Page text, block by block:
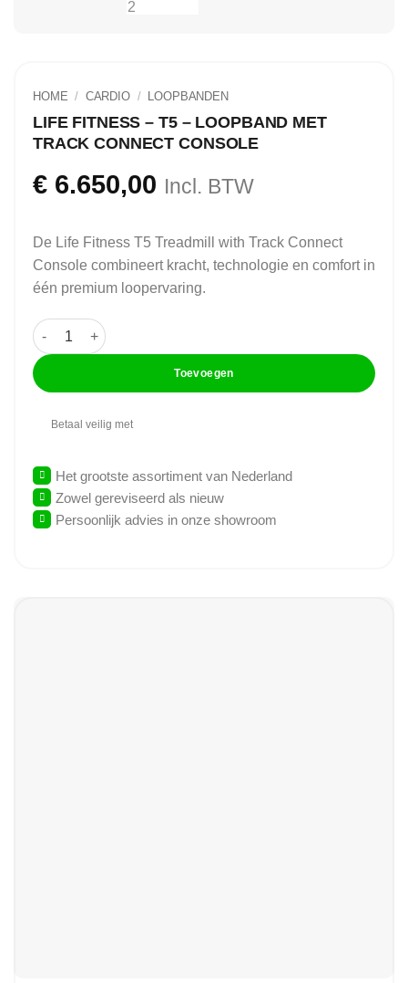
HOME / CARDIO / LOOPBANDEN
LIFE FITNESS – T5 – LOOPBAND MET
TRACK CONNECT CONSOLE
€6.650,00 Incl. BTW
De Life Fitness T5 Treadmill with Track Connect
Console combineert kracht, technologie en comfort in
één premium loopervaring.
Life Fitness - T5 - Loopband met Track Connect Console
Toevoegen
Betaal veilig met
Het grootste assortiment van Nederland
Zowel gereviseerd als nieuw
Persoonlijk advies in onze showroom